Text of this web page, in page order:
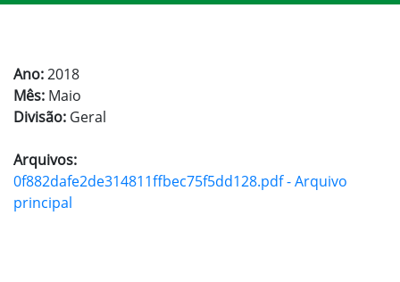
Ano:2018
Mês: Maio
Divisão: Geral
Arquivos:
0f882dafe2de314811ffbec75f5dd128.pdf - Arquivo
principal